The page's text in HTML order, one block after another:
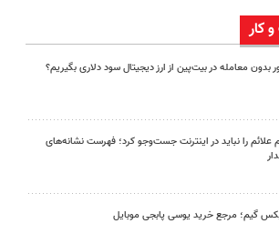
کار
بدون معامله در بیت‌پین از ارز دیجیتال سود دلاری بگیریم؟
علائم را نباید در اینترنت جست‌وجو کرد؛ فهرست نشانه‌های
گیم؛ مرجع خرید یوسی پابجی موبایل